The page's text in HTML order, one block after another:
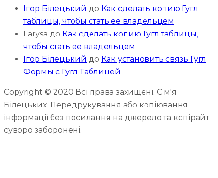
Ігор Білецький до Как сделать копию Гугл
таблицы, чтобы стать ее владельцем
Larysa до Как сделать копию Гугл таблицы,
чтобы стать ее владельцем
Ігор Білецький до Как установить связь Гугл
Формы с Гугл Таблицей
Copyright © 2020 Всі права захищені. Сім'я
Білецьких. Передрукування або копіювання
інформації без посилання на джерело та копірайт
суворо заборонені.